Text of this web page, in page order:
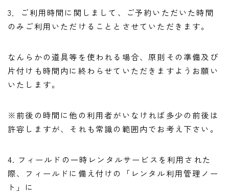
3．ご利用時間に関しまして、ご予約いただいた時間
のみご利用いただけることとさせていただきます。
なんらかの道具等を使われる場合、原則その準備及び
片付けも時間内に終わらせていただきますようお願い
いたします。
※前後の時間に他の利用者がいなければ多少の前後は
許容しますが、それも常識の範囲内でお考え下さい。
4. フィールドの一時レンタルサービスを利用された
際、フィールドに備え付けの「レンタル利用管理ノー
ト」に